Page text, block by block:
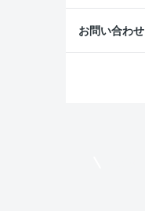
お問い合わせ